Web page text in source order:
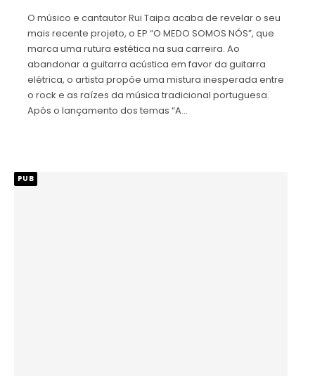
O músico e cantautor Rui Taipa acaba de revelar o seu
mais recente projeto, o EP “O MEDO SOMOS NÓS”, que
marca uma rutura estética na sua carreira. Ao
abandonar a guitarra acústica em favor da guitarra
elétrica, o artista propõe uma mistura inesperada entre
o rock e as raízes da música tradicional portuguesa.
Após o lançamento dos temas “A…
PUB